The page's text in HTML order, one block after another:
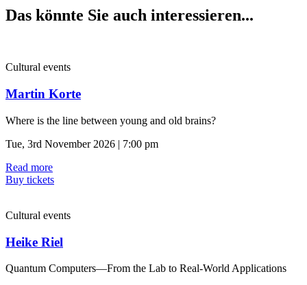
Das könnte Sie auch interessieren...
Cultural events
Martin Korte
Where is the line between young and old brains?
Tue, 3rd November 2026 | 7:00 pm
Read more
Buy tickets
Cultural events
Heike Riel
Quantum Computers—From the Lab to Real-World Applications